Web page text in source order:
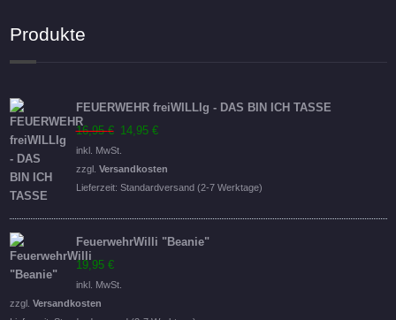
Produkte
FEUERWEHR freiWILLIg - DAS BIN ICH TASSE
16,95€ Ursprünglicher
Preis
war:
16,95 €
14,95 €
ist:
14,95 €.
inkl. MwSt.
zzgl. Versandkosten
Lieferzeit: Standardversand (2-7 Werktage)
FeuerwehrWilli "Beanie"
19,95 €
inkl. MwSt.
zzgl. Versandkosten